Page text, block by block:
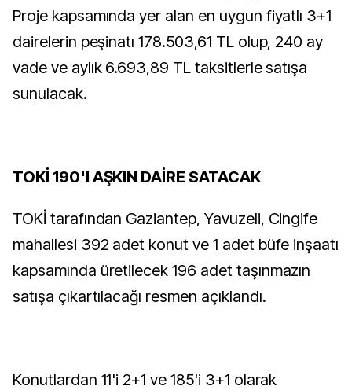
Proje kapsamında yer alan en uygun fiyatlı 3+1
dairelerin peşinatı 178.503,61 TL olup, 240 ay
vade ve aylık 6.693,89 TL taksitlerle satışa
sunulacak.
TOKİ 190'I AŞKIN DAİRE SATACAK
TOKİ tarafından Gaziantep, Yavuzeli, Cingife
mahallesi 392 adet konut ve 1 adet büfe inşaatı
kapsamında üretilecek 196 adet taşınmazın
satışa çıkartılacağı resmen açıklandı.
Konutlardan 11'i 2+1 ve 185'i 3+1 olarak